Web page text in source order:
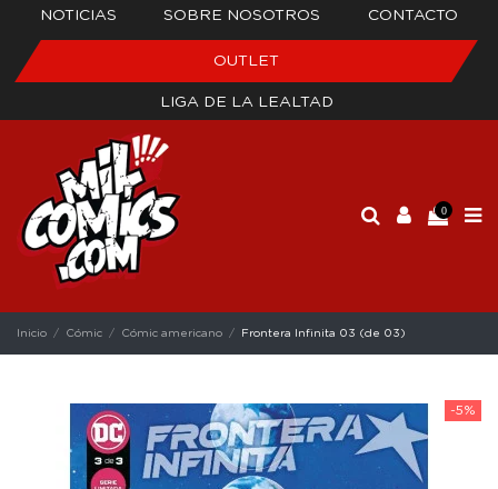
NOTICIAS SOBRE NOSOTROS CONTACTO
OUTLET
LIGA DE LA LEALTAD
0
Inicio Cómic Cómic americano Frontera Infinita 03 (de 03)
-5%